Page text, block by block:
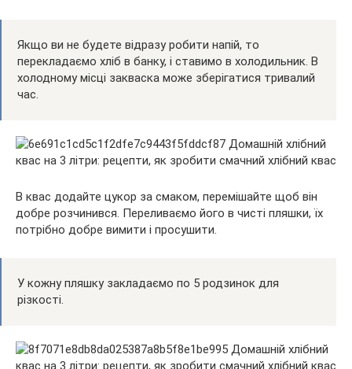
Якщо ви не будете відразу робити напій, то
перекладаємо хліб в банку, і ставимо в холодильник. В
холодному місці закваска може зберігатися тривалий
час.
В квас додайте цукор за смаком, перемішайте щоб він
добре розчинився. Переливаємо його в чисті пляшки, їх
потрібно добре вимити і просушити.
У кожну пляшку закладаємо по 5 родзинок для
різкості.